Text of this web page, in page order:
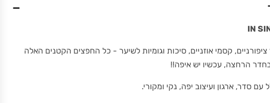
−
קסמי אוזניים, סיכות וגומיות לשיער - כל החפצים הקטנים האלה
הרחצה, עכשיו יש איפה!!
סדר, ארגון ועיצוב יפה, נקי ומקורי.